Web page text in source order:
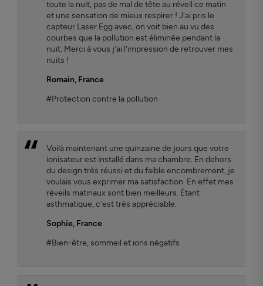
toute la nuit, pas de mal de tête au réveil ce matin
et une sensation de mieux respirer ! J'ai pris le
capteur Laser Egg avec, on voit bien au vu des
courbes que la pollution est éliminée pendant la
nuit. Merci à vous j'ai l'impression de retrouver mes
nuits !
Romain, France
#Protection contre la pollution
Voilà maintenant une quinzaine de jours que votre
ionisateur est installé dans ma chambre. En dehors
du design très réussi et du faible encombrement, je
voulais vous exprimer ma satisfaction. En effet mes
réveils matinaux sont bien meilleurs. Étant
asthmatique, c'est très appréciable.
Sophie, France
#Bien-être, sommeil et ions négatifs